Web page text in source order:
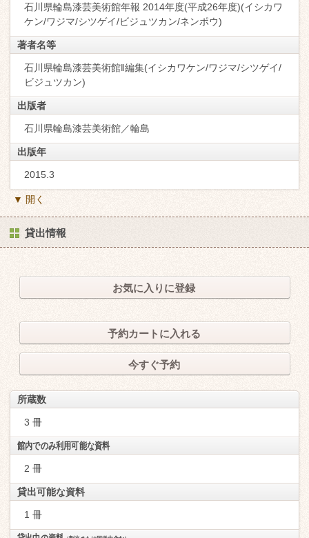
石川県輪島漆芸美術館年報 2014年度(平成26年度)(イシカワ
ケン/ワジマ/シツゲイ/ビジュツカン/ネンポウ)
著者名等
石川県輪島漆芸美術館‖編集(イシカワケン/ワジマ/シツゲイ/
ビジュツカン)
出版者
石川県輪島漆芸美術館／輪島
出版年
2015.3
▼ 開く
貸出情報
お気に入りに登録
予約カートに入れる
今すぐ予約
所蔵数
3 冊
館内でのみ利用可能な資料
2 冊
貸出可能な資料
1 冊